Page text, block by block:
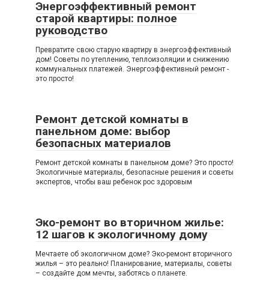
Энергоэффективный ремонт
старой квартиры: полное
руководство
Превратите свою старую квартиру в энергоэффективный
дом! Советы по утеплению, теплоизоляции и снижению
коммунальных платежей. Энергоэффективный ремонт -
это просто!
Ремонт детской комнаты в
панельном доме: выбор
безопасных материалов
Ремонт детской комнаты в панельном доме? Это просто!
Экологичные материалы, безопасные решения и советы
экспертов, чтобы ваш ребенок рос здоровым
Эко-ремонт во вторичном жилье:
12 шагов к экологичному дому
Мечтаете об экологичном доме? Эко-ремонт вторичного
жилья – это реально! Планирование, материалы, советы
– создайте дом мечты, заботясь о планете.